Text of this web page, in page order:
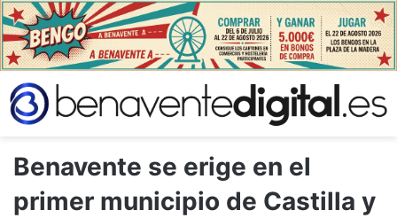
Benavente se erige en el
primer municipio de Castilla y